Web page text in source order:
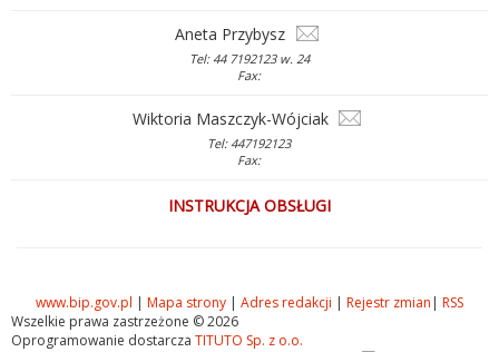
Aneta Przybysz
Tel: 44 7192123 w. 24
Fax:
Wiktoria Maszczyk-Wójciak
Tel: 447192123
Fax:
INSTRUKCJA OBSŁUGI
www.bip.gov.pl | Mapa strony | Adres redakcji | Rejestr zmian | RSS
Wszelkie prawa zastrzeżone © 2026
Oprogramowanie dostarcza TITUTO Sp. z o.o.